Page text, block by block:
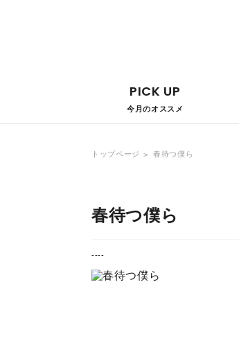
PICK UP
今月のオススメ
トップページ 春待つ僕ら
春待つ僕ら
----